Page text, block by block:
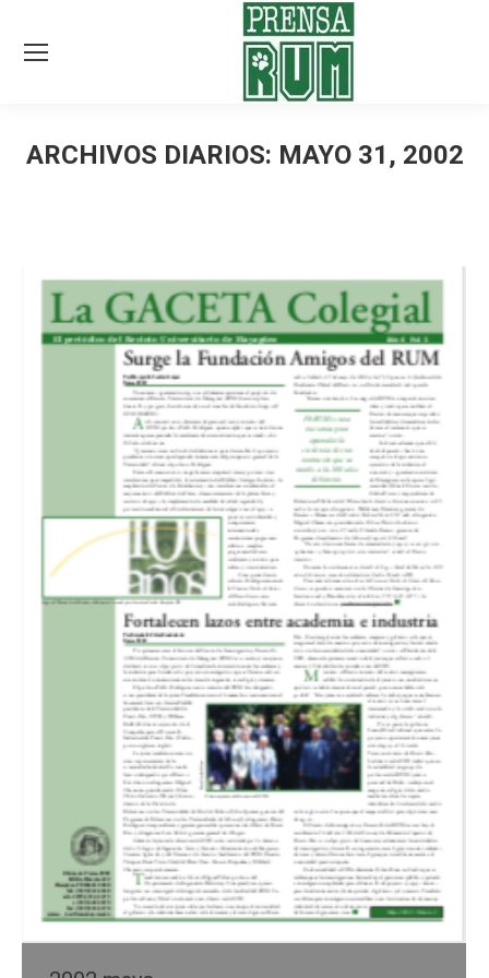
ARCHIVOS DIARIOS: MAYO 31, 2002